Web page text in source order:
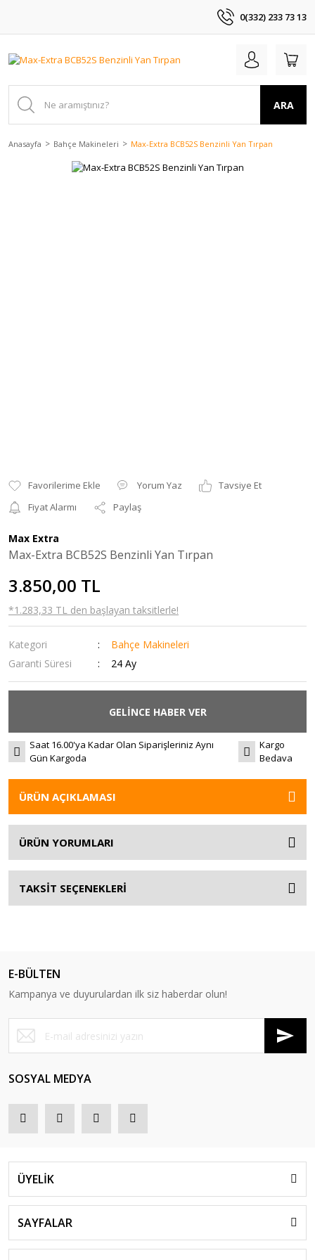
0(332) 233 73 13
ARA
Anasayfa Bahçe Makineleri Max-Extra BCB52S Benzinli Yan Tırpan
Yorum Yaz
Tavsiye Et
Fiyat Alarmı
Paylaş
Max Extra
Max-Extra BCB52S Benzinli Yan Tırpan
3.850,00 TL
*1.283,33 TL den başlayan taksitlerle!
Kategori
Bahçe Makineleri
Garanti Süresi
24 Ay
GELİNCE HABER VER
Saat 16.00'ya Kadar Olan Siparişleriniz Aynı
Gün Kargoda
Kargo
Bedava
ÜRÜN AÇIKLAMASI
ÜRÜN YORUMLARI
TAKSİT SEÇENEKLERİ
E-BÜLTEN
Kampanya ve duyurulardan ilk siz haberdar olun!
SOSYAL MEDYA
ÜYELİK
SAYFALAR